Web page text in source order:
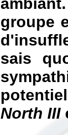
groupe
sais
North III